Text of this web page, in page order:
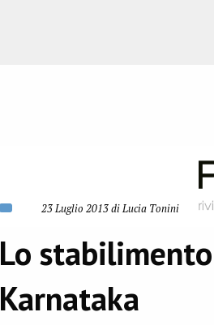
23 Luglio 2013 di Lucia Tonini
Lo
Karnataka